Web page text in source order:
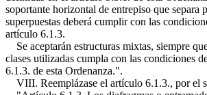
soportante horizontal de entrepiso que separa
superpuestas deberá cumplir con las
artículo 6.1.3.
Se aceptarán estructuras mixtas, siempre
clases utilizadas cumpla con las condiciones
6.1.3. de esta Ordenanza.".
VIII. Reemplázase el artículo 6.1.3., por el